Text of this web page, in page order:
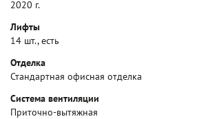
2020 г.
Лифты
14 шт., есть
Отделка
Стандартная офисная отделка
Система вентиляции
Приточно-вытяжная